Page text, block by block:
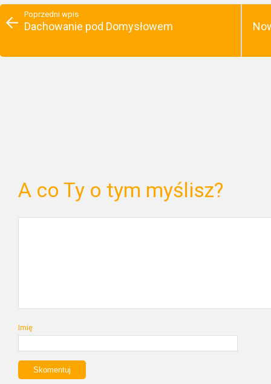
Poprzedni wpis
Dachowanie pod Domysłowem
A co Ty o tym myślisz?
Imię